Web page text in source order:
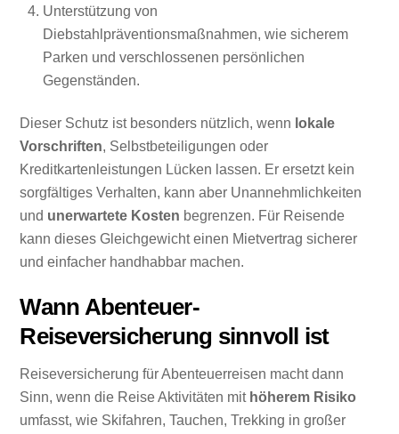
Unterstützung von
Diebstahlpräventionsmaßnahmen, wie sicherem
Parken und verschlossenen persönlichen
Gegenständen.
Dieser Schutz ist besonders nützlich, wenn lokale
Vorschriften, Selbstbeteiligungen oder
Kreditkartenleistungen Lücken lassen. Er ersetzt kein
sorgfältiges Verhalten, kann aber Unannehmlichkeiten
und unerwartete Kosten begrenzen. Für Reisende
kann dieses Gleichgewicht einen Mietvertrag sicherer
und einfacher handhabbar machen.
Wann Abenteuer-
Reiseversicherung sinnvoll ist
Reiseversicherung für Abenteuerreisen macht dann
Sinn, wenn die Reise Aktivitäten mit höherem Risiko
umfasst, wie Skifahren, Tauchen, Trekking in großer